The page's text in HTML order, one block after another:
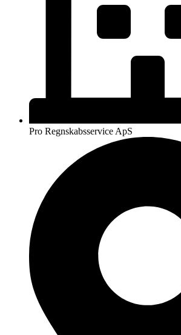
Pro Regnskabsservice ApS